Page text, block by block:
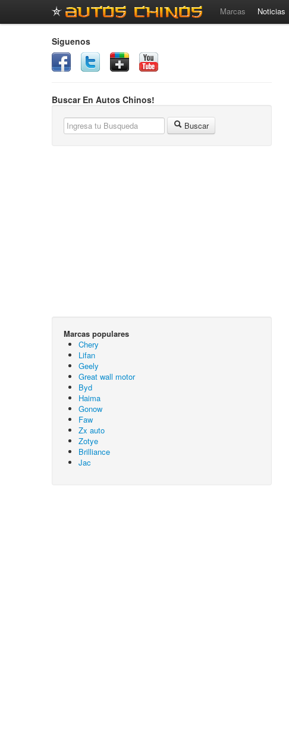
Marcas Noticias
Siguenos
Buscar En Autos Chinos!
Buscar
Marcas populares
Chery
Lifan
Geely
Great wall motor
Byd
Haima
Gonow
Faw
Zx auto
Zotye
Brilliance
Jac